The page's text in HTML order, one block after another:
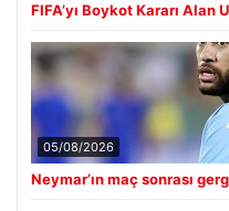
FIFA’yı Boykot Kararı Alan
05/08/2026
Neymar’ın maç sonrası